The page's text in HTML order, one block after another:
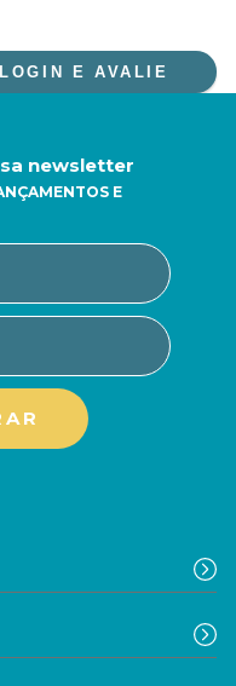
E AVALIE
newsletter
E